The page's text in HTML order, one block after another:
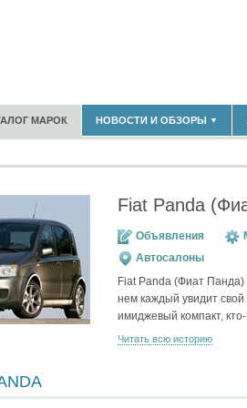
(14304)
МАРОК НОВОСТИ И ОБЗОРЫ ▼
МАТЕРИАЛЫ ПАРТНЕРОВ
ВЫСТАВКИ И АВТОСАЛОНЫ
Fiat Panda
Объявления
Автосалоны
Fiat Panda (Фиат Панда)
нем каждый увидит
имиджевый компакт,
Читать всю историю